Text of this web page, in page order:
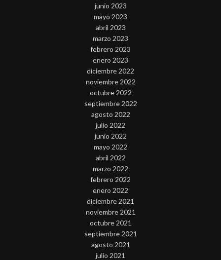
junio 2023
mayo 2023
abril 2023
marzo 2023
febrero 2023
enero 2023
diciembre 2022
noviembre 2022
octubre 2022
septiembre 2022
agosto 2022
julio 2022
junio 2022
mayo 2022
abril 2022
marzo 2022
febrero 2022
enero 2022
diciembre 2021
noviembre 2021
octubre 2021
septiembre 2021
agosto 2021
julio 2021